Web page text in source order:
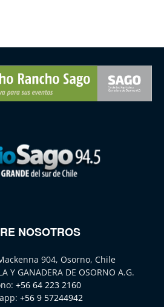
NOSOTROS
904, Osorno, Chile
Y GANADERA DE OSORNO A.G.
+56 64 223 2160
+56 9 57244942